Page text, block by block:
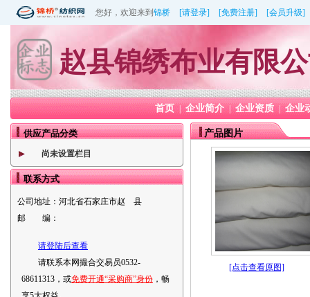
您好，欢迎来到 锦桥 [请登录] [免费注册] [会员升级]
赵县锦绣布业有限
首页 企业简介 | 企业资质 企业
供应产品分类
尚未设置栏目
联系方式
公司地址： 河北省石家庄市赵 县
邮 编：
请登陆后查看
请联系本网撮合交易员0532-
68611313，或免费开通“采购商”身份 ，畅
产品图片
[点击查看原图]